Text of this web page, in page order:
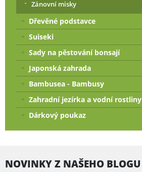
Zánovní misky
Dřevěné podstavce
Suiseki
Sady na pěstování bonsají
Japonská zahrada
Bambusea - Bambusy
Zahradní jezírka a vodní rostliny
Dárkový poukaz
NOVINKY Z NAŠEHO BLOGU